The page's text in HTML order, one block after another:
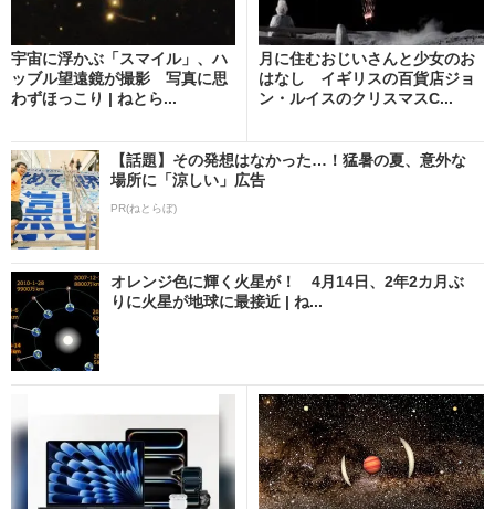
宇宙に浮かぶ「スマイル」、ハ
ッブル望遠鏡が撮影 写真に思
わずほっこり | ねとら...
月に住むおじいさんと少女のお
はなし イギリスの百貨店ジョ
ン・ルイスのクリスマスC...
【話題】その発想はなかった…！猛暑の夏、意外な
場所に「涼しい」広告
PR(ねとらぼ)
オレンジ色に輝く火星が！ 4月14日、2年2カ月ぶ
りに火星が地球に最接近 | ね...